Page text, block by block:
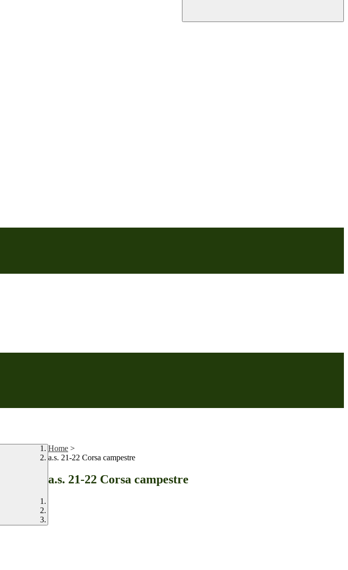
Home >
a.s. 21-22 Corsa campestre
a.s. 21-22 Corsa campestre